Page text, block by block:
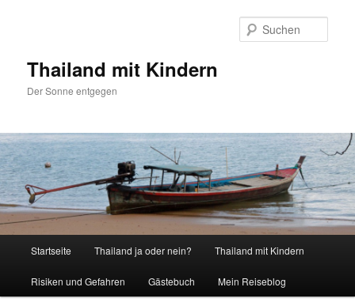
Thailand mit Kindern
Der Sonne entgegen
Startseite Thailand ja oder nein? Thailand mit Kindern
Risiken und Gefahren Gästebuch Mein Reiseblog